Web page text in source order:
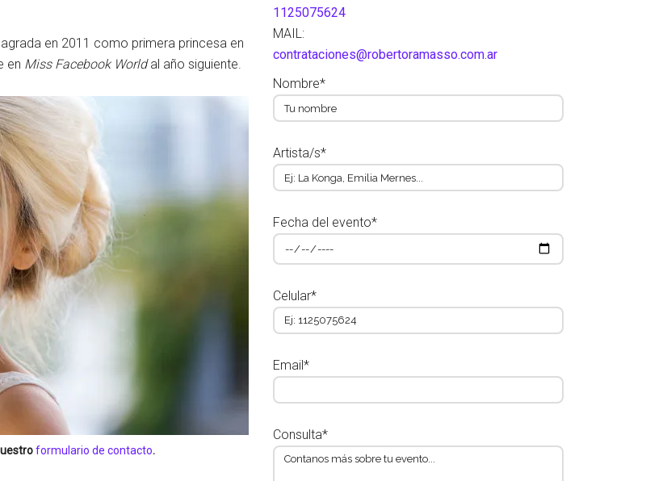
en 2011 como primera princesa en
en Miss Facebook Worldal año siguiente.
formulario de contacto.
1125075624
MAIL:
contrataciones@robertoramasso.com.ar
Nombre*
Artista/s*
Fecha del evento*
Celular*
Email*
Consulta*